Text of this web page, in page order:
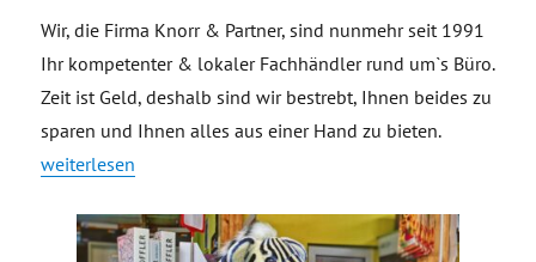
Wir, die Firma Knorr & Partner, sind nunmehr seit 1991
Ihr kompetenter & lokaler Fachhändler rund um`s Büro.
Zeit ist Geld, deshalb sind wir bestrebt, Ihnen beides zu
sparen und Ihnen alles aus einer Hand zu bieten.
„KNORR & PARTNER – Büro- und Kopiersysteme GmbH“
weiterlesen